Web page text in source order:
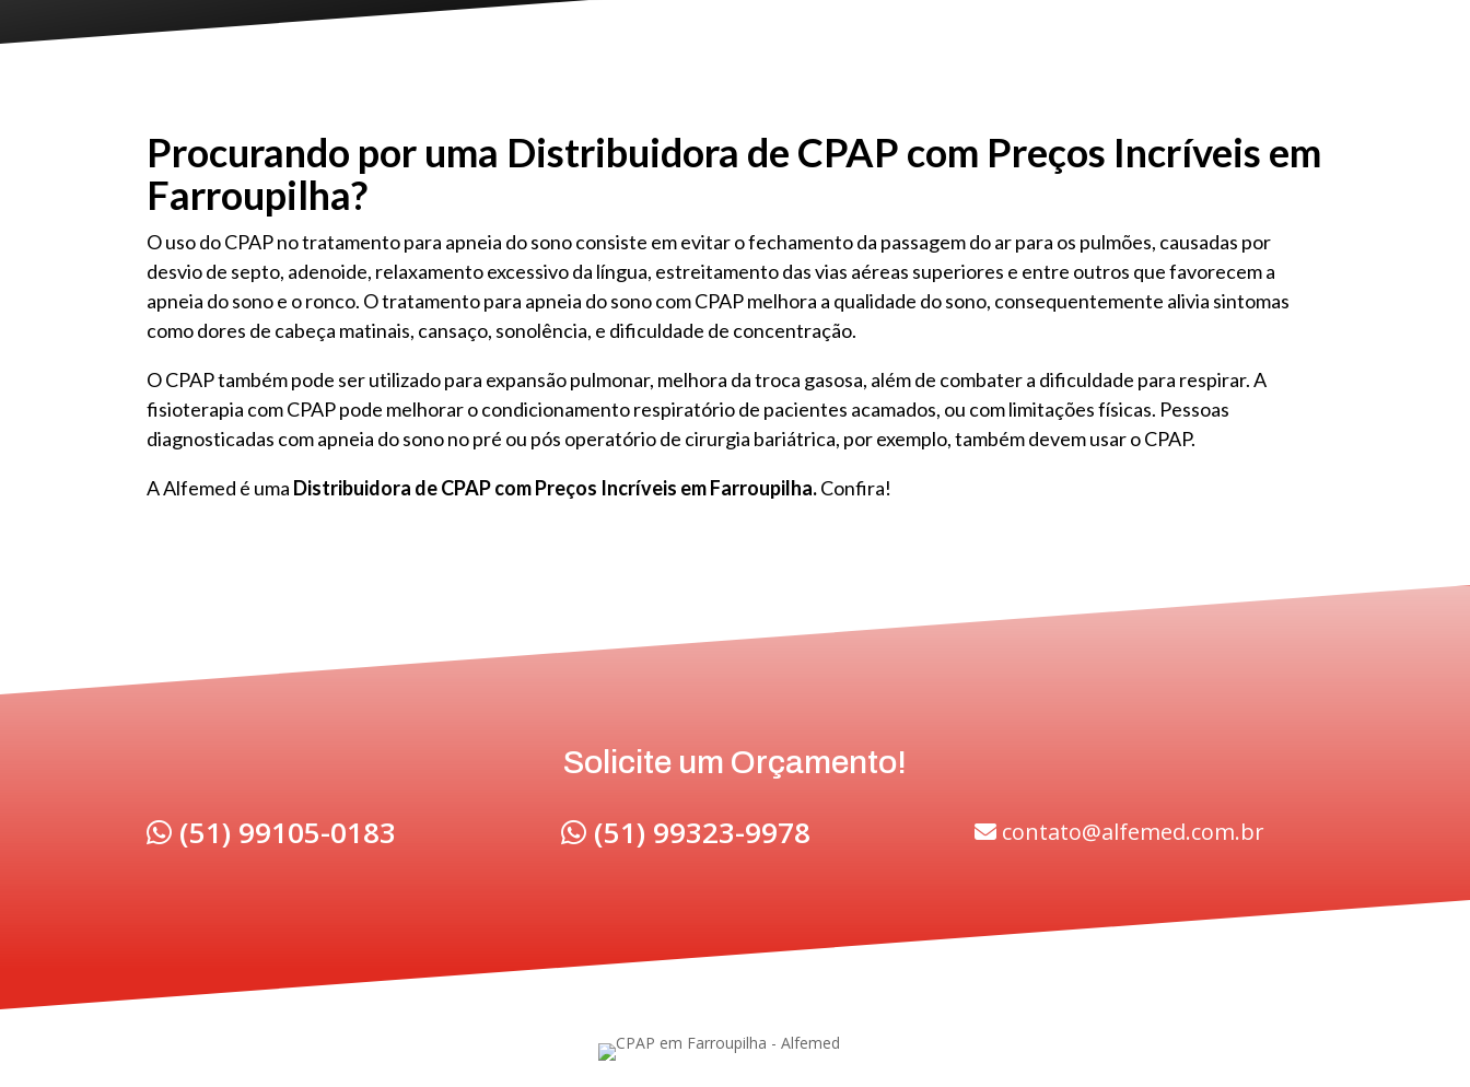
Procurando por uma Distribuidora de CPAP com Preços Incríveis em
Farroupilha?
O uso do CPAP no tratamento para apneia do sono consiste em evitar o fechamento da passagem do ar para os pulmões, causadas por
desvio de septo, adenoide, relaxamento excessivo da língua, estreitamento das vias aéreas superiores e entre outros que favorecem a
apneia do sono e o ronco. O tratamento para apneia do sono com CPAP melhora a qualidade do sono, consequentemente alivia sintomas
como dores de cabeça matinais, cansaço, sonolência, e dificuldade de concentração.
O CPAP também pode ser utilizado para expansão pulmonar, melhora da troca gasosa, além de combater a dificuldade para respirar. A
fisioterapia com CPAP pode melhorar o condicionamento respiratório de pacientes acamados, ou com limitações físicas. Pessoas
diagnosticadas com apneia do sono no pré ou pós operatório de cirurgia bariátrica, por exemplo, também devem usar o CPAP.
A Alfemed é uma Distribuidora de CPAP com Preços Incríveis em Farroupilha.Confira!
Solicite um Orçamento!
(51) 99105-0183 (51) 99323-9978 contato@alfemed.com.br